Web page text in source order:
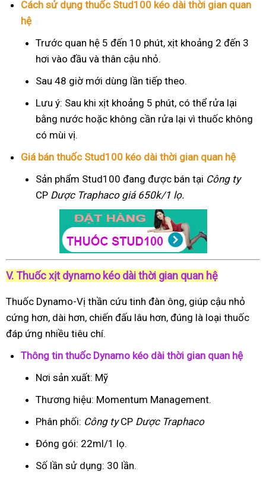
Cách sử dụng thuốc Stud100 kéo dài thời gian quan
hệ
Trước quan hệ 5 đến 10 phút, xịt khoảng 2 đến 3
hơi vào đầu và thân cậu nhỏ.
Sau 48 giờ mới dùng lần tiếp theo.
Lưu ý: Sau khi xịt khoảng 5 phút, có thể rửa lại
bằng nước hoặc không cần rửa lại vì thuốc không
có mùi vị.
Giá bán thuốc Stud100 kéo dài thời gian quan hệ
Sản phẩm Stud100 đang được bán tại Công ty
CP Dược Traphacogiá 650k/1 lọ.
V. Thuốc xịt dynamo kéo dài thời gian quan hệ
Thuốc Dynamo-Vị thần cứu tinh đàn ông, giúp cậu nhỏ
cứng hơn, dài hơn, chiến đấu lâu hơn, đúng là loại thuốc
đáp ứng nhiều tiêu chí.
Thông tin thuốc Dynamo kéo dài thời gian quan hệ
Nơi sản xuất: Mỹ
Thương hiệu: Momentum Management.
Phân phối: Công tyCP Dược Traphaco
Đóng gói: 22ml/1 lọ.
Số lần sử dụng: 30 lần.